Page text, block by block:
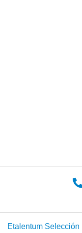
Etalentum Selección